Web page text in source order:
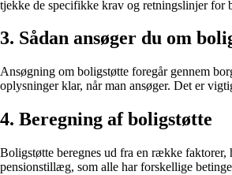
tjekke de specifikke krav og retningslinjer for
3. Sådan ansøger du om
Ansøgning om boligstøtte foregår gennem
oplysninger klar, når man ansøger. Det er
4. Beregning af boligstøtte
Boligstøtte beregnes ud fra en række faktorer,
pensionstillæg, som alle har forskellige